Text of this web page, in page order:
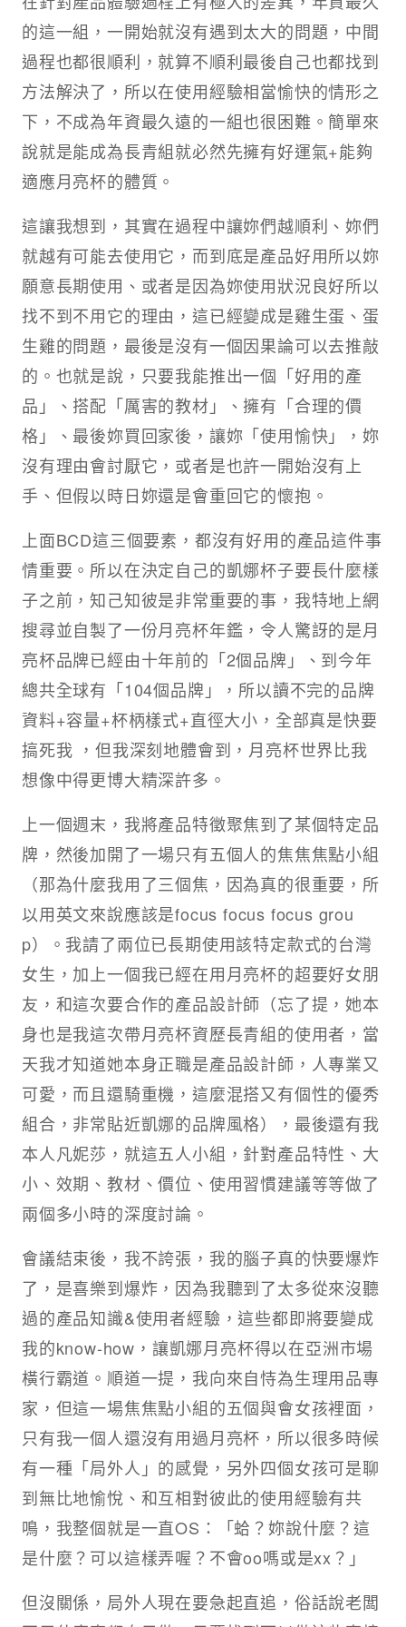
的這一組，一開始就沒有遇到太大的問題，中間
過程也都很順利，就算不順利最後自己也都找到
方法解決了，所以在使用經驗相當愉快的情形之
下，不成為年資最久遠的一組也很困難。簡單來
說就是能成為長青組就必然先擁有好運氣+能夠
適應月亮杯的體質。
這讓我想到，其實在過程中讓妳們越順利、妳們
就越有可能去使用它，而到底是產品好用所以妳
願意長期使用、或者是因為妳使用狀況良好所以
找不到不用它的理由，這已經變成是雞生蛋、蛋
生雞的問題，最後是沒有一個因果論可以去推敲
的。也就是說，只要我能推出一個「好用的產
品」、搭配「厲害的教材」、擁有「合理的價
格」、最後妳買回家後，讓妳「使用愉快」，妳
沒有理由會討厭它，或者是也許一開始沒有上
手、但假以時日妳還是會重回它的懷抱。
上面BCD這三個要素，都沒有好用的產品這件事
情重要。所以在決定自己的凱娜杯子要長什麼樣
子之前，知己知彼是非常重要的事，我特地上網
搜尋並自製了一份月亮杯年鑑，令人驚訝的是月
亮杯品牌已經由十年前的「2個品牌」、到今年
總共全球有「104個品牌」，所以讀不完的品牌
資料+容量+杯柄樣式+直徑大小，全部真是快要
搞死我 ，但我深刻地體會到，月亮杯世界比我
想像中得更博大精深許多。
上一個週末，我將產品特徵聚焦到了某個特定品
牌，然後加開了一場只有五個人的焦焦焦點小組
（那為什麼我用了三個焦，因為真的很重要，所
以用英文來說應該是focus focus focus grou
p）。我請了兩位已長期使用該特定款式的台灣
女生，加上一個我已經在用月亮杯的超要好女朋
友，和這次要合作的產品設計師（忘了提，她本
身也是我這次帶月亮杯資歷長青組的使用者，當
天我才知道她本身正職是產品設計師，人專業又
可愛，而且還騎重機，這麼混搭又有個性的優秀
組合，非常貼近凱娜的品牌風格），最後還有我
本人凡妮莎，就這五人小組，針對產品特性、大
小、效期、教材、價位、使用習慣建議等等做了
兩個多小時的深度討論。
會議結束後，我不誇張，我的腦子真的快要爆炸
了，是喜樂到爆炸，因為我聽到了太多從來沒聽
過的產品知識&使用者經驗，這些都即將要變成
我的know-how，讓凱娜月亮杯得以在亞洲市場
橫行霸道。順道一提，我向來自恃為生理用品專
家，但這一場焦焦點小組的五個與會女孩裡面，
只有我一個人還沒有用過月亮杯，所以很多時候
有一種「局外人」的感覺，另外四個女孩可是聊
到無比地愉悅、和互相對彼此的使用經驗有共
鳴，我整個就是一直OS：「蛤？妳說什麼？這
是什麼？可以這樣弄喔？不會oo嗎或是xx？」
但沒關係，局外人現在要急起直追，俗話說老闆